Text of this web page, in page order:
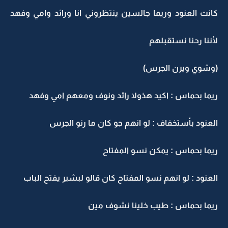
كانت العنود وريما جالسين ينتظروني انا ورائد وامي وفهد
لأننا رحنا نستقبلهم
(وشوي ويرن الجرس)
ريما بحماس : اكيد هذولا رائد ونوف ومعهم امي وفهد
العنود بأستخفاف : لو انهم جو كان ما رنو الجرس
ريما بحماس : يمكن نسو المفتاح
العنود : لو انهم نسو المفتاح كان قالو لبشير يفتح الباب
ريما بحماس : طيب خلينا نشوف مين